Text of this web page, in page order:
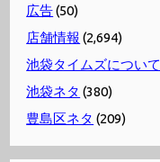
広告(50)
店舗情報 (2,694)
池袋タイムズについて
池袋ネタ (380)
豊島区ネタ (209)